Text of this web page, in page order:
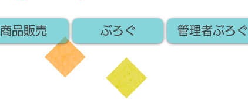
商品販売 ぶろぐ 管理者ぶろぐ